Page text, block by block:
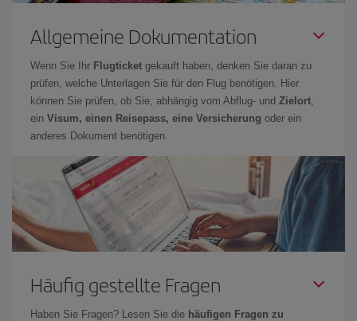
Allgemeine Dokumentation
Wenn Sie Ihr Flugticket gekauft haben, denken Sie daran zu
prüfen, welche Unterlagen Sie für den Flug benötigen. Hier
können Sie prüfen, ob Sie, abhängig vom Abflug- und Zielort
ein Visum, einen Reisepass, eine Versicherung oder ein
anderes Dokument benötigen.
Häufig gestellte Fragen
Haben Sie Fragen? Lesen Sie die häufigen Fragen zu